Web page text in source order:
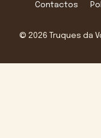
Contactos
© 2026 Truques da